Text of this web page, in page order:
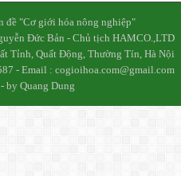
đề "Cơ giới hóa nông nghiệp"
Đức Bản - Chủ tịch HAMCO.,LTD
Tỉnh, Quất Động, Thường Tín, Hà Nội
- Email : cogioihoa.com@gmail.com
by Quang Dung